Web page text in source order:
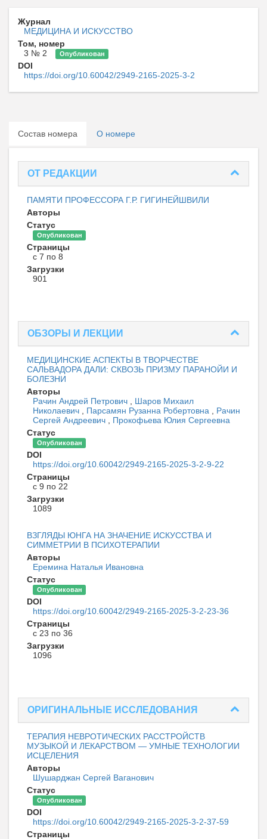
Журнал
МЕДИЦИНА И ИСКУССТВО
Том, номер
3 № 2
Опубликован
DOI
https://doi.org/10.60042/2949-2165-2025-3-2
Состав номера О номере
ОТ РЕДАКЦИИ
ПАМЯТИ ПРОФЕССОРА Г.Р. ГИГИНЕЙШВИЛИ
Авторы
Статус
Опубликован
Страницы
с 7 по 8
Загрузки
901
ОБЗОРЫ И ЛЕКЦИИ
МЕДИЦИНСКИЕ АСПЕКТЫ В ТВОРЧЕСТВЕ
САЛЬВАДОРА ДАЛИ: СКВОЗЬ ПРИЗМУ ПАРАНОЙИ И
БОЛЕЗНИ
Авторы
Рачин Андрей Петрович
Шаров Михаил
Николаевич
Парсамян Рузанна Робертовна
Рачин
Сергей Андреевич
Прокофьева Юлия Сергеевна
Статус
Опубликован
DOI
https://doi.org/10.60042/2949-2165-2025-3-2-9-22
Страницы
с 9 по 22
Загрузки
1089
ВЗГЛЯДЫ ЮНГА НА ЗНАЧЕНИЕ ИСКУССТВА И
СИММЕТРИИ В ПСИХОТЕРАПИИ
Авторы
Еремина Наталья Ивановна
Статус
Опубликован
DOI
https://doi.org/10.60042/2949-2165-2025-3-2-23-36
Страницы
с 23 по 36
Загрузки
1096
ОРИГИНАЛЬНЫЕ ИССЛЕДОВАНИЯ
ТЕРАПИЯ НЕВРОТИЧЕСКИХ РАССТРОЙСТВ
МУЗЫКОЙ И ЛЕКАРСТВОМ — УМНЫЕ ТЕХНОЛОГИИ
ИСЦЕЛЕНИЯ
Авторы
Шушарджан Сергей Ваганович
Статус
Опубликован
DOI
https://doi.org/10.60042/2949-2165-2025-3-2-37-59
Страницы